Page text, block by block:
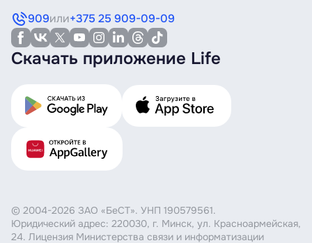
909или+375 25 909-09-09
Скачать приложение Life
© 2004-2026 ЗАО «БеСТ». УНП 190579561.
Юридический адрес: 220030, г. Минск, ул. Красноармейская,
24. Лицензия Министерства связи и информатизации